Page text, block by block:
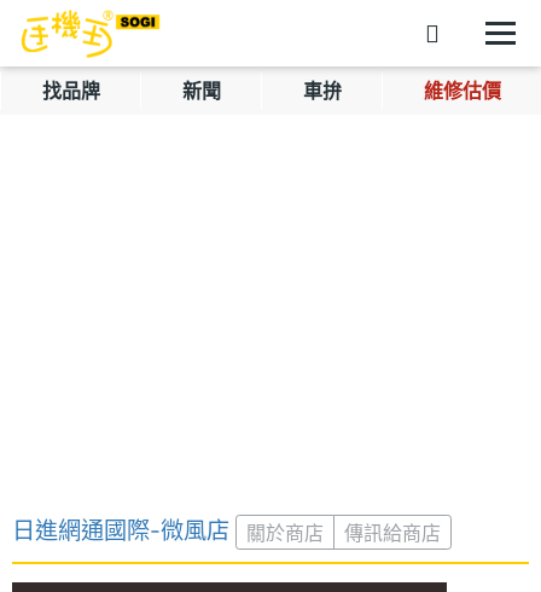
找品牌 新聞 車拚 維修估價
日進網通國際-微風店 關於商店 傳訊給商店